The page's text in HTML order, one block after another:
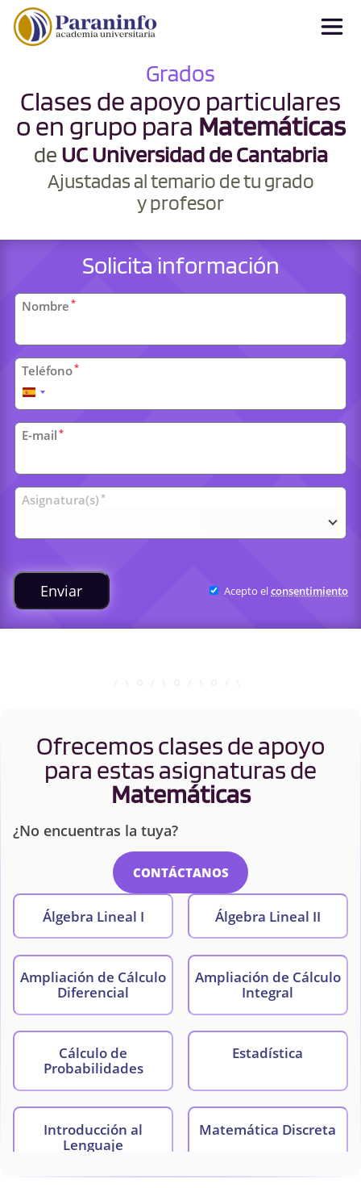
Grados
Clases de apoyo particulares
o en grupo para Matemáticas
de UC Universidad de Cantabria
Ajustadas al temario de tu grado
y profesor
Solicita información
Datos
personales
Nombre *
Teléfono*
España
+34
E-mail *
Clases
universitarias
Asignatura(s) *
Enviar Acepto elconsentimiento
Ofrecemos clases de apoyo
para estas asignaturas de
Matemáticas
¿No encuentras la tuya?
CONTÁCTANOS
Álgebra Lineal I Álgebra Lineal II
Ampliación de Cálculo
Diferencial
Ampliación de Cálculo
Integral
Cálculo de
Probabilidades
Estadística
Introducción al
Lenguaje
Matemática Discreta